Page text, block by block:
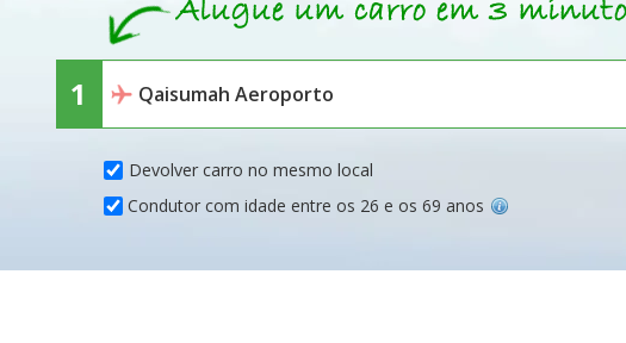
Devolver carro no mesmo local
Condutor com idade entre os 26 e os 69 anos